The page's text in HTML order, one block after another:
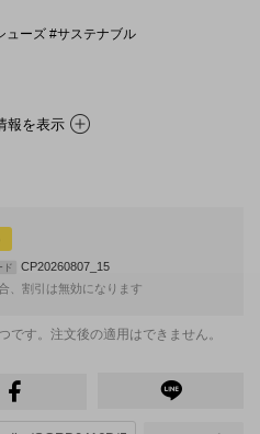
ューズ #サステナブル
報を表示
ド
CP20260807_15
、割引は無効になります
す。注文後の適用はできません。